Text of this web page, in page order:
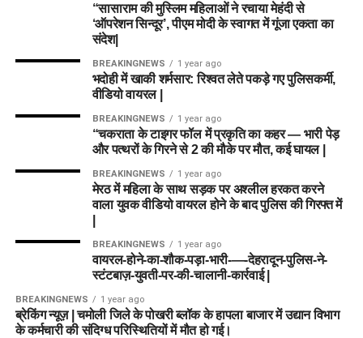
“सासाराम की मुस्लिम महिलाओं ने रचाया मेहंदी से
‘ऑपरेशन सिन्दूर’, पीएम मोदी के स्वागत में गूंजा एकता का
संदेश|
BREAKINGNEWS 1 year ago
भदोही में खाकी शर्मसार: रिश्वत लेते पकड़े गए पुलिसकर्मी,
वीडियो वायरल |
BREAKINGNEWS 1 year ago
“चकराता के टाइगर फॉल में प्रकृति का कहर — भारी पेड़
और पत्थरों के गिरने से 2 की मौके पर मौत, कई घायल |
BREAKINGNEWS 1 year ago
मेरठ में महिला के साथ सड़क पर अश्लील हरकत करने
वाला युवक वीडियो वायरल होने के बाद पुलिस की गिरफ्त में
BREAKINGNEWS 1 year ago
वायरल-होने-का-शौक-पड़ा-भारी-—-देहरादून-पुलिस-ने-
स्टंटबाज़-युवती-पर-की-चालानी-कार्रवाई |
BREAKINGNEWS 1 year ago
ब्रेकिंग न्यूज़ | चमोली जिले के पोखरी ब्लॉक के हापला बाजार में उद्यान विभाग
के कर्मचारी की संदिग्ध परिस्थितियों में मौत हो गई।